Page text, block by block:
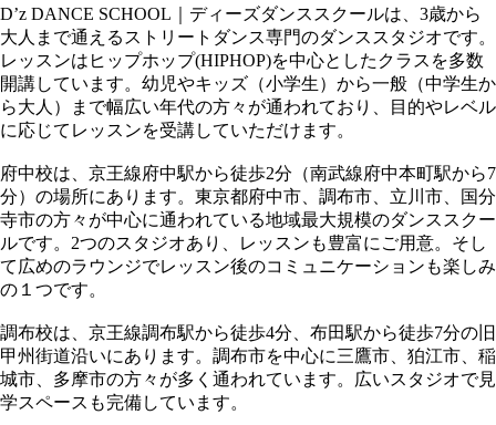
D’z DANCE SCHOOL｜ディーズダンススクールは、3歳から
大人まで通えるストリートダンス専門のダンススタジオです。
レッスンはヒップホップ(HIPHOP)を中心としたクラスを多数
開講しています。幼児やキッズ（小学生）から一般（中学生か
ら大人）まで幅広い年代の方々が通われており、目的やレベル
に応じてレッスンを受講していただけます。
府中校は、京王線府中駅から徒歩2分（南武線府中本町駅から7
分）の場所にあります。東京都府中市、調布市、立川市、国分
寺市の方々が中心に通われている地域最大規模のダンススクー
ルです。2つのスタジオあり、レッスンも豊富にご用意。そし
て広めのラウンジでレッスン後のコミュニケーションも楽しみ
の１つです。
調布校は、京王線調布駅から徒歩4分、布田駅から徒歩7分の旧
甲州街道沿いにあります。調布市を中心に三鷹市、狛江市、稲
城市、多摩市の方々が多く通われています。広いスタジオで見
学スペースも完備しています。